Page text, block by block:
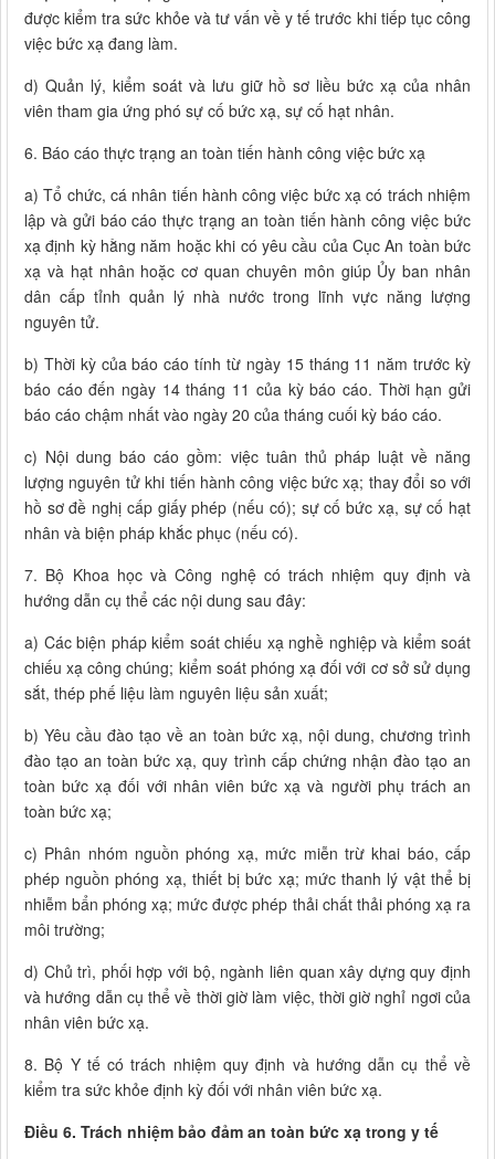
được kiểm tra sức khỏe và tư vấn về y tế trước khi tiếp tục công
việc bức xạ đang làm.
d) Quản lý, kiểm soát và lưu giữ hồ sơ liều bức xạ của nhân
viên tham gia ứng phó sự cố bức xạ, sự cố hạt nhân.
6. Báo cáo thực trạng an toàn tiến hành công việc bức xạ
a) Tổ chức, cá nhân tiến hành công việc bức xạ có trách nhiệm
lập và gửi báo cáo thực trạng an toàn tiến hành công việc bức
xạ định kỳ hằng năm hoặc khi có yêu cầu của Cục An toàn bức
xạ và hạt nhân hoặc cơ quan chuyên môn giúp Ủy ban nhân
dân cấp tỉnh quản lý nhà nước trong lĩnh vực năng lượng
nguyên tử.
b) Thời kỳ của báo cáo tính từ ngày 15 tháng 11 năm trước kỳ
báo cáo đến ngày 14 tháng 11 của kỳ báo cáo. Thời hạn gửi
báo cáo chậm nhất vào ngày 20 của tháng cuối kỳ báo cáo.
c) Nội dung báo cáo gồm: việc tuân thủ pháp luật về năng
lượng nguyên tử khi tiến hành công việc bức xạ; thay đổi so với
hồ sơ đề nghị cấp giấy phép (nếu có); sự cố bức xạ, sự cố hạt
nhân và biện pháp khắc phục (nếu có).
7. Bộ Khoa học và Công nghệ có trách nhiệm quy định và
hướng dẫn cụ thể các nội dung sau đây:
a) Các biện pháp kiểm soát chiếu xạ nghề nghiệp và kiểm soát
chiếu xạ công chúng; kiểm soát phóng xạ đối với cơ sở sử dụng
sắt, thép phế liệu làm nguyên liệu sản xuất;
b) Yêu cầu đào tạo về an toàn bức xạ, nội dung, chương trình
đào tạo an toàn bức xạ, quy trình cấp chứng nhận đào tạo an
toàn bức xạ đối với nhân viên bức xạ và người phụ trách an
toàn bức xạ;
c) Phân nhóm nguồn phóng xạ, mức miễn trừ khai báo, cấp
phép nguồn phóng xạ, thiết bị bức xạ; mức thanh lý vật thể bị
nhiễm bẩn phóng xạ; mức được phép thải chất thải phóng xạ ra
môi trường;
d) Chủ trì, phối hợp với bộ, ngành liên quan xây dựng quy định
và hướng dẫn cụ thể về thời giờ làm việc, thời giờ nghỉ ngơi của
nhân viên bức xạ.
8. Bộ Y tế có trách nhiệm quy định và hướng dẫn cụ thể về
kiểm tra sức khỏe định kỳ đối với nhân viên bức xạ.
Điều 6. Trách nhiệm bảo đảm an toàn bức xạ trong y tế